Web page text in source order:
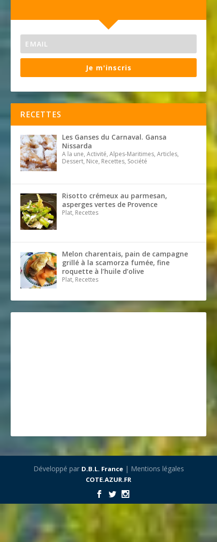
Je m'inscris
RECETTES
Les Ganses du Carnaval. Gansa
Nissarda
A la une, Activité, Alpes-Maritimes, Articles,
Dessert, Nice, Recettes, Société
Risotto crémeux au parmesan,
asperges vertes de Provence
Plat, Recettes
Melon charentais, pain de campagne
grillé à la scamorza fumée, fine
roquette à l’huile d’olive
Plat, Recettes
Développé par D.B.L. France| Mentions légales
COTE.AZUR.FR